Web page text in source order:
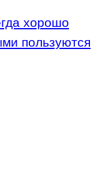
хорошо
пользуются